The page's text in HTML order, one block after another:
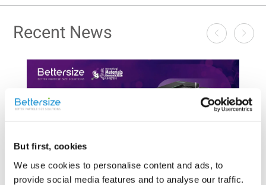
But first, cookies
We use cookies to personalise content and ads, to
provide social media features and to analyse our traffic.
Recent News